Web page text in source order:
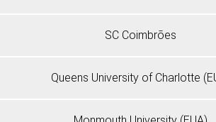
SC Coimbrões
Queens University of Charlotte